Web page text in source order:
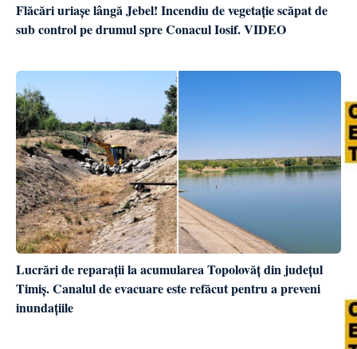
Flăcări uriașe lângă Jebel! Incendiu de vegetație scăpat de
sub control pe drumul spre Conacul Iosif. VIDEO
Lucrări de reparații la acumularea Topolovăț din județul
Timiș. Canalul de evacuare este refăcut pentru a preveni
inundațiile